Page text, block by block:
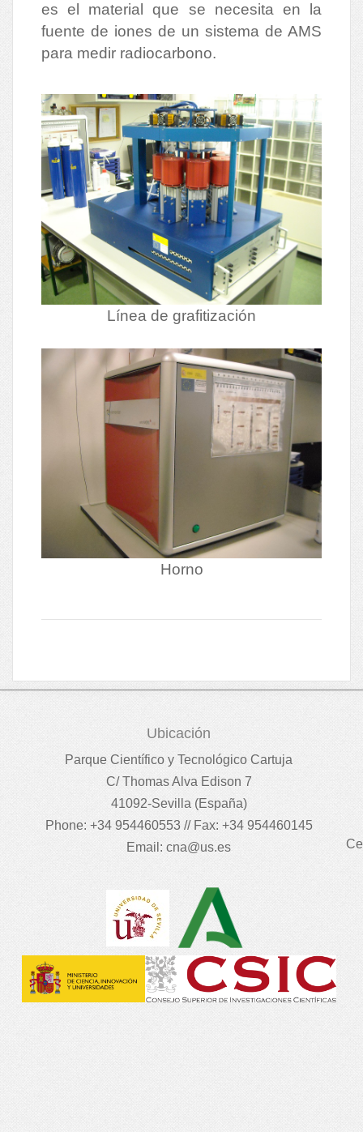
es el material que se necesita en la
fuente de iones de un sistema de AMS
para medir radiocarbono.
Línea de grafitización
Horno
Ubicación
Parque Científico y Tecnológico Cartuja
C/ Thomas Alva Edison 7
41092-Sevilla (España)
Phone: +34 954460553 // Fax: +34 954460145
Email: cna@us.es